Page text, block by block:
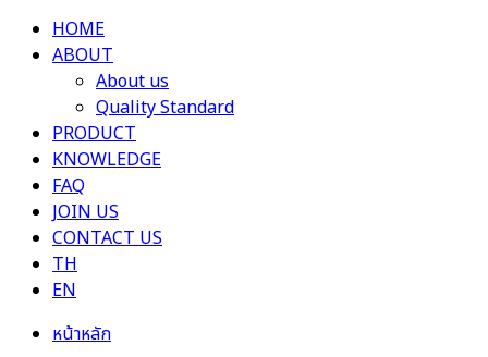
HOME
ABOUT
About us
Quality Standard
PRODUCT
KNOWLEDGE
FAQ
JOIN US
CONTACT US
TH
EN
หน้าหลัก